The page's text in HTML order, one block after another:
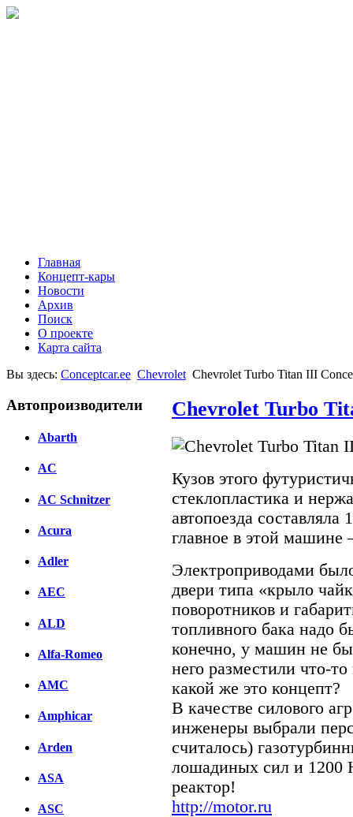
Главная
Концепт-кары
Новости
Архив
Поиск
О проекте
Карта сайта
Вы здесь: Conceptcar.ee Chevrolet Chevrolet Turbo Titan III
Автопроизводители
Abarth
AC
AC Schnitzer
Acura
Adler
AEC
ALD
Alfa-Romeo
AMC
Amphicar
Arden
ASA
ASC
Chevrolet Turbo
Кузов этого
стеклопластика и
автопоезда
главное в этой машине
Электроприводами
двери типа «крыло
поворотников и
топливного бака надо
конечно, у машин не
него разместили что-
какой же это концепт?
В качестве силового
инженеры выбрали
считалось)
лошадиных сил и 1200
реактор!
http://motor.ru